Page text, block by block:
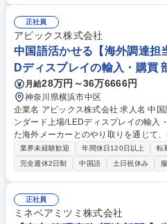
ェクトの60%～70%を占める重要な業
します。取引先と社内関係者の間に立
解決に導くことで、大きな達成感とキ
市場動向へのアンテナと分析力を活かしてご
未経験歓迎【兵庫(神戸)/調達（宇宙ロ
正社員
アビックス株式会社
中国語活かせる【海外調達担
Dディスプレイの輸入・購買
月給28万円～36万6666円
神奈川県横浜市中区
企業名 アビックス株式会社 求人名 中国語活かせる【海外調達担当】スタ
ンダード上場/LEDディスプレイの輸入・購買 仕事の内容 中国を
た海外メーカーとのやり取りを通じて
の調達を担当。品質・コスト・納期
品の安定供給に貢献する重要なポジションです。 ・中国を中
メーカーとの折衝・交渉 ・発注、納期
認・見積取得 ・サンプル確認や品質チ
の現地出張あり 募集職種 中国語活かせる【海外調達担当】スタンダード
上場/LEDディスプレイの輸入・購買
業界未経験歓迎 年間休日120日以上 転
完全週休2日制
中国語 土日祝休み
正社員
ミネベアミツミ株式会社